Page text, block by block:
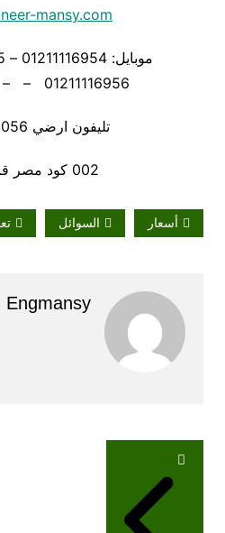
mansy.com
تليفون ارضي 0225880056
002 كود مصر قبل الرقم
أسعار السوائل
Engmansy
تصفّح
المقالات